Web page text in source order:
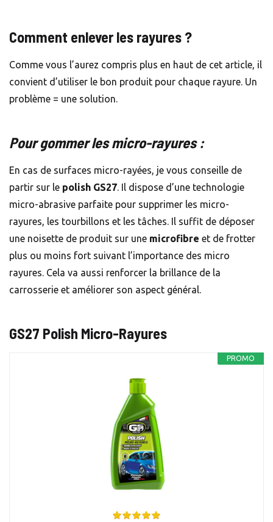
Comment enlever les rayures ?
Comme vous l’aurez compris plus en haut de cet article, il
convient d’utiliser le bon produit pour chaque rayure. Un
problème = une solution.
Pour gommer les micro-rayures :
En cas de surfaces micro-rayées, je vous conseille de
partir sur le polish GS27. Il dispose d’une technologie
micro-abrasive parfaite pour supprimer les micro-
rayures, les tourbillons et les tâches. Il suffit de déposer
une noisette de produit sur une microfibre et de frotter
plus ou moins fort suivant l’importance des micro
rayures. Cela va aussi renforcer la brillance de la
carrosserie et améliorer son aspect général.
GS27 Polish Micro-Rayures
PROMO